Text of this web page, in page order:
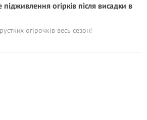
огірків після висадки в
огірочків весь сезон!